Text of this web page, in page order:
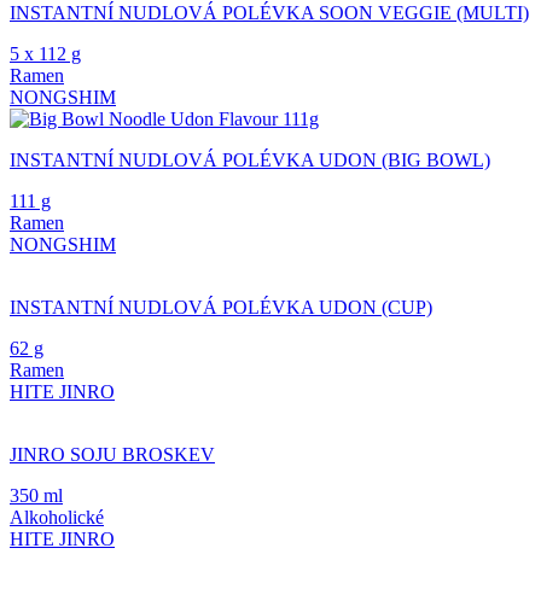
INSTANTNÍ NUDLOVÁ POLÉVKA SOON VEGGIE (MULTI)
5 x 112 g
Ramen
NONGSHIM
INSTANTNÍ NUDLOVÁ POLÉVKA UDON (BIG BOWL)
111 g
Ramen
NONGSHIM
INSTANTNÍ NUDLOVÁ POLÉVKA UDON (CUP)
62 g
Ramen
HITE JINRO
JINRO SOJU BROSKEV
350 ml
Alkoholické
HITE JINRO